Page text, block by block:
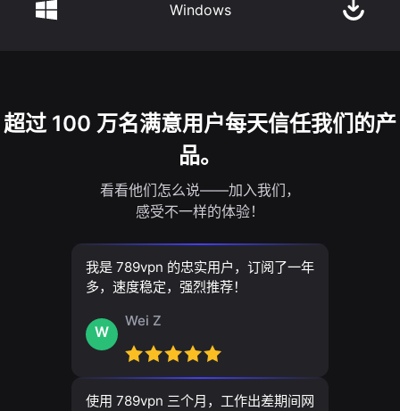
Windows
超过 100 万名满意用户每天信任我们的产
品。
看看他们怎么说——加入我们，
感受不一样的体验！
我是 789vpn 的忠实用户，订阅了一年
多，速度稳定，强烈推荐！
W
Wei Z
使用 789vpn 三个月，工作出差期间网